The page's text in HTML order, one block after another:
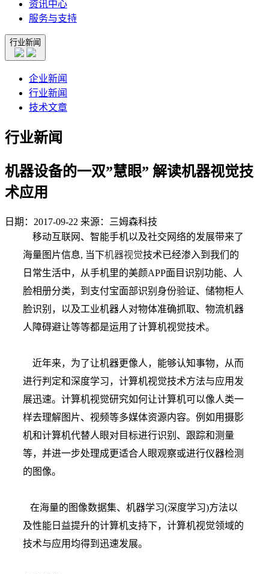
资讯中心
服务与支持
行业新闻
企业新闻
行业新闻
技术文章
行业新闻
机器设备的一双”慧眼” 解读机器视觉技
术应用
日期：2017-09-22 来源：三姆森科技
移动互联网、智能手机以及社交网络的发展带来了
海量图片信息, 当下机器视觉技术已经渗入到我们的
日常生活中，从手机里的美颜APP面目识别功能、人
脸相册分类，到支付宝面部识别身份验证、储物柜人
脸识别，以及工业机器人对物体准确抓取、物流机器
人障碍避让等等都是运用了计算机视觉技术。
近年来，为了让机器更像人，能够认知事物，从而
进行判定和深度学习，计算机视觉技术方法与应用发
展迅速。计算机视觉研究如何让计算机可以像人类一
样去理解图片、视频等多媒体资源内容。例如用摄影
机和计算机代替人眼对目标进行识别、跟踪和测量
等，并进一步处理成更适合人眼观察或进行仪器检测
的图像。
在海量的图像数据集、机器学习(深度学习)方法以
及性能日益提升的计算机支持下，计算机视觉领域的
技术与应用均得到迅速发展。